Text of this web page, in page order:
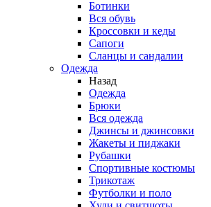
Ботинки
Вся обувь
Кроссовки и кеды
Сапоги
Сланцы и сандалии
Одежда
Назад
Одежда
Брюки
Вся одежда
Джинсы и джинсовки
Жакеты и пиджаки
Рубашки
Спортивные костюмы
Трикотаж
Футболки и поло